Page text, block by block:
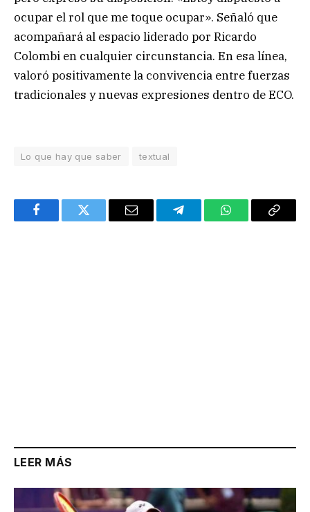
ocupar el rol que me toque ocupar». Señaló que
acompañará al espacio liderado por Ricardo
Colombi en cualquier circunstancia. En esa línea,
valoró positivamente la convivencia entre fuerzas
tradicionales y nuevas expresiones dentro de ECO.
Lo que hay que saber textual
FacebookTwitter Email TelegramWhatsAppCopy
LEER MÁS